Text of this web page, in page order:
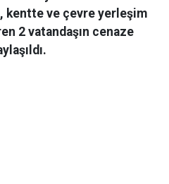
kentte ve çevre yerleşim
2 vatandaşın cenaze